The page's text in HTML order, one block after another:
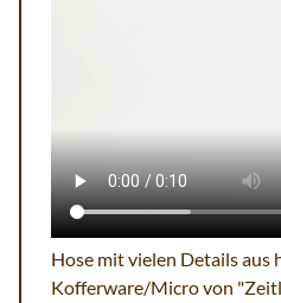
Hose mit vielen Details aus
Kofferware/Micro von